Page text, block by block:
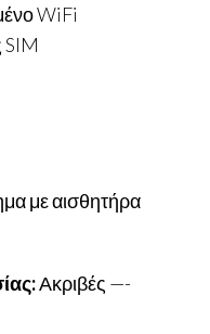
WiFi
με αισθητήρα
Ακριβές —-